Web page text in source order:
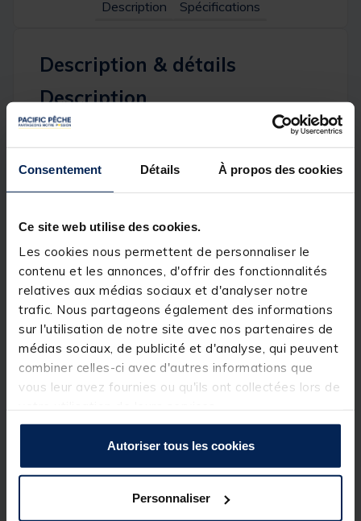
Consentement Détails À propos des cookies
Ce site web utilise des cookies.
Les cookies nous permettent de personnaliser le
contenu et les annonces, d'offrir des fonctionnalités
relatives aux médias sociaux et d'analyser notre
trafic. Nous partageons également des informations
sur l'utilisation de notre site avec nos partenaires de
médias sociaux, de publicité et d'analyse, qui peuvent
combiner celles-ci avec d'autres informations que
vous leur avez fournies ou qu'ils ont collectées lors de
Autoriser tous les cookies
Personnaliser
Description Spécifications
Description & détails
Description
Le CEANA POPPER est un popper décliné dans deux
émet un pop très sonore, attirant ainsi les
Détails
Caractéristiques duCeana Popper:
Poids : 12g
Taille : 7cm
Type : floating
Spécifications
Réf.
206498
MAJOR CRAFT